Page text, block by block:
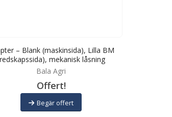
– Blank (maskinsida), Lilla BM
mekanisk låsning
Bala Agri
Offert!
Begär offert